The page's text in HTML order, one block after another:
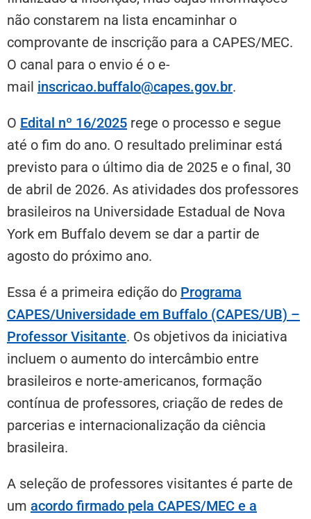
não constarem na lista encaminhar o
comprovante de inscrição para a CAPES/MEC.
O canal para o envio é o e-
mail inscricao.buffalo@capes.gov.br.
O Edital nº 16/2025 rege o processo e segue
até o fim do ano. O resultado preliminar está
previsto para o último dia de 2025 e o final, 30
de abril de 2026. As atividades dos professores
brasileiros na Universidade Estadual de Nova
York em Buffalo devem se dar a partir de
agosto do próximo ano.
Essa é a primeira edição do Programa
CAPES/Universidade em Buffalo (CAPES/UB) –
Professor Visitante. Os objetivos da iniciativa
incluem o aumento do intercâmbio entre
brasileiros e norte-americanos, formação
contínua de professores, criação de redes de
parcerias e internacionalização da ciência
brasileira.
A seleção de professores visitantes é parte de
um acordo firmado pela CAPES/MEC e a